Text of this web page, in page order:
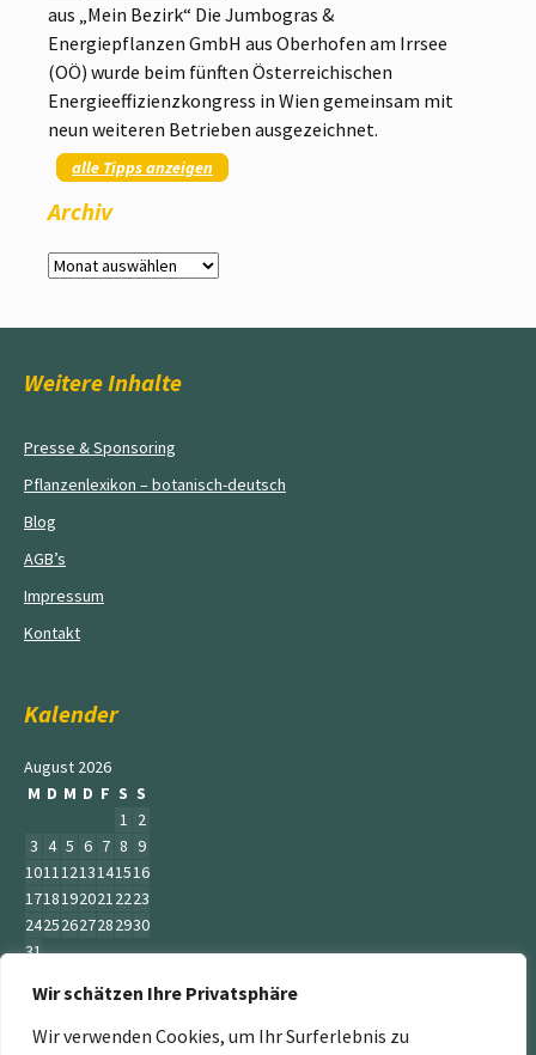
Wir schätzen Ihre Privatsphäre
Wir verwenden Cookies, um Ihr Surferlebnis zu
aus „Mein Bezirk“ Die Jumbogras &
Energiepflanzen GmbH aus Oberhofen am Irrsee
(OÖ) wurde beim fünften Österreichischen
Energieeffizienzkongress in Wien gemeinsam mit
neun weiteren Betrieben ausgezeichnet.
alle Tipps anzeigen
Archiv
Archiv
Weitere Inhalte
Presse & Sponsoring
Pflanzenlexikon – botanisch-deutsch
Blog
AGB’s
Impressum
Kontakt
Kalender
August 2026
M D M D F S S
1
2
3 4 5 6 7 8 9
1011 1213141516
1718192021 2223
24252627282930
31
« Juni